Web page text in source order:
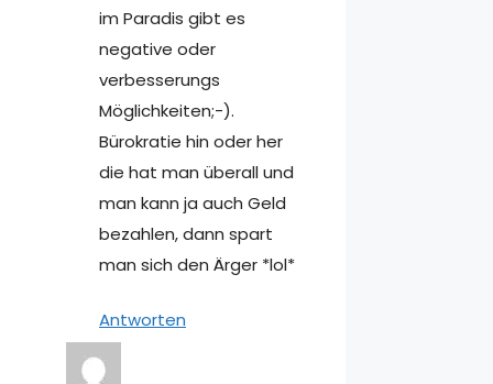
im Paradis gibt es
negative oder
verbesserungs
Möglichkeiten;-).
Bürokratie hin oder her
die hat man überall und
man kann ja auch Geld
bezahlen, dann spart
man sich den Ärger *lol*
Antworten